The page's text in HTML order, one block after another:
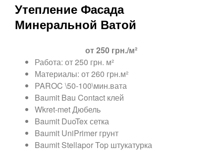
Утепление Фасада
Минеральной Ватой
от 250 грн./м²
Работа: от 250 грн. м²
Материалы: от 260 грн.м²
PAROC \50-100\мин.вата
Baumit Bau Contact клей
Wkret-met Дюбель
Baumit DuoTex сетка
Baumit UniPrimer грунт
Baumit Stellapor Top штукатурка